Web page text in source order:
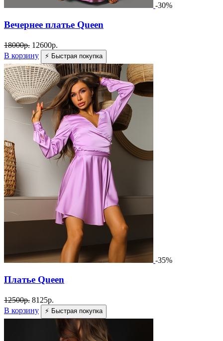
-30%
Вечернее платье Queen
18000р. 12600р.
В корзину
⚡ Быстрая покупка
-35%
Платье Queen
12500р. 8125р.
В корзину
⚡ Быстрая покупка